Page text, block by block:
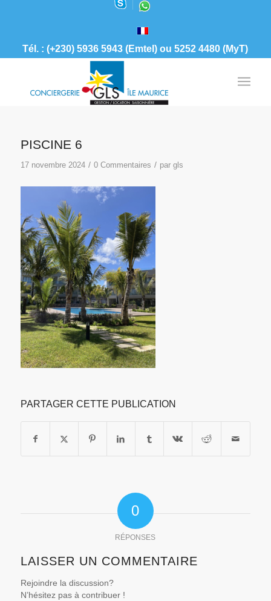
Tél. : (+230) 5936 5943 (Emtel) ou 5252 4480 (MyT)
PISCINE 6
17 novembre 2024 / 0 Commentaires / par gls
PARTAGER CETTE PUBLICATION
0
RÉPONSES
LAISSER UN COMMENTAIRE
Rejoindre la discussion?
N’hésitez pas à contribuer !